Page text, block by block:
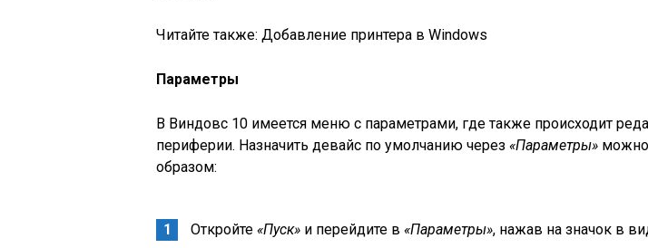
Читайте также: Добавление принтера в Windows
Параметры
В Виндовс 10 имеется меню с параметрами, где также происходит
периферии. Назначить девайс по умолчанию через «Параметры»
образом:
Откройте «Пуск» и перейдите в «Параметры», нажав на значок в